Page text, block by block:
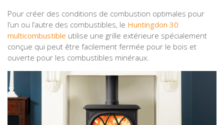
Pour créer des conditions de combustion optimales pour
l’un ou l’autre des combustibles, le Huntingdon 30
multicombustible utilise une grille extérieure spécialement
conçue qui peut être facilement fermée pour le bois et
ouverte pour les combustibles minéraux.